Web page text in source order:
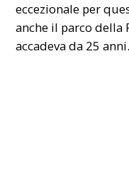
eccezionale per
anche il parco della
accadeva da 25 anni.